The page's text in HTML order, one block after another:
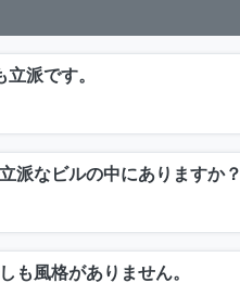
派です。
派なビルの中にありますか？
も風格がありません。